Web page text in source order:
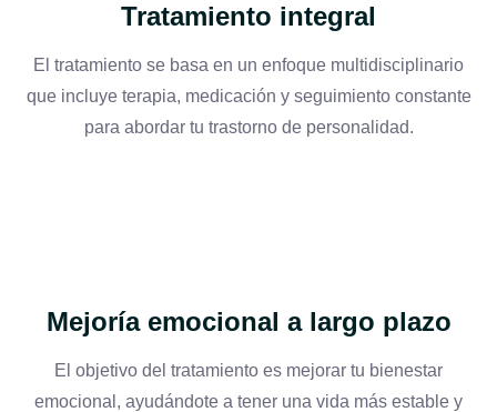
Tratamiento integral
El tratamiento se basa en un enfoque multidisciplinario
que incluye terapia, medicación y seguimiento constante
para abordar tu trastorno de personalidad.
Mejoría emocional a largo plazo
El objetivo del tratamiento es mejorar tu bienestar
emocional, ayudándote a tener una vida más estable y